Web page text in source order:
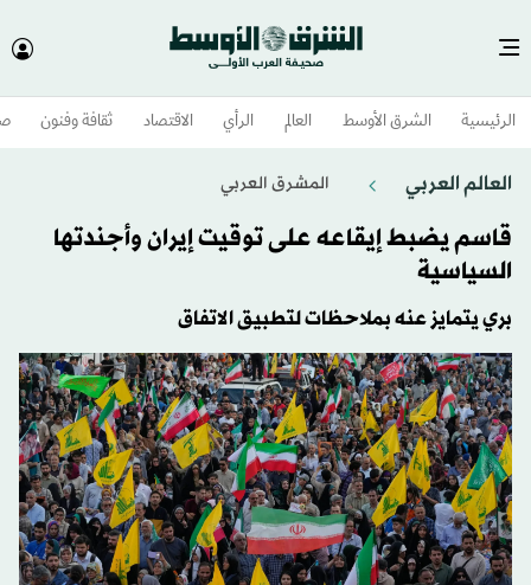
الرئيسية الشرق الأوسط​ العالم الرأي الاقتصاد ثقافة وفنون
العالم العربي المشرق العربي
قاسم يضبط إيقاعه على توقيت إيران وأجندتها
السياسية
بري يتمايز عنه بملاحظات لتطبيق الاتفاق